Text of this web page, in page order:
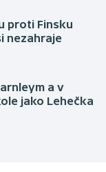
proti Finsku
nezahraje
a v
jako Lehečka